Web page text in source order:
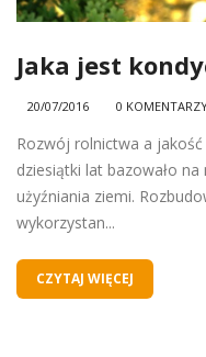
Jaka jest
20/07/2016 0
Rozwój rolnictwa a
dziesiątki lat bazowało
użyźniania ziemi.
wykorzystan...
CZYTAJ WIĘCEJ